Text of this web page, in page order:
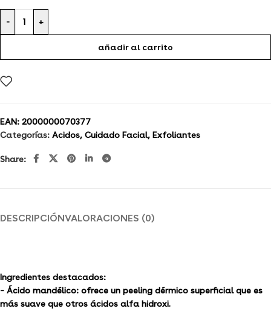
- +
añadir al carrito
EAN: 2000000070377
Categorías: Acidos, Cuidado Facial, Exfoliantes
Share:
DESCRIPCIÓNVALORACIONES (0)
Ingredientes destacados:
– Ácido mandélico: ofrece un peeling dérmico superficial que es
más suave que otros ácidos alfa hidroxi.